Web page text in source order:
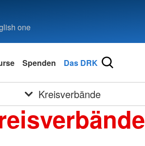
one
Spenden Das DRK
Kreisverbände